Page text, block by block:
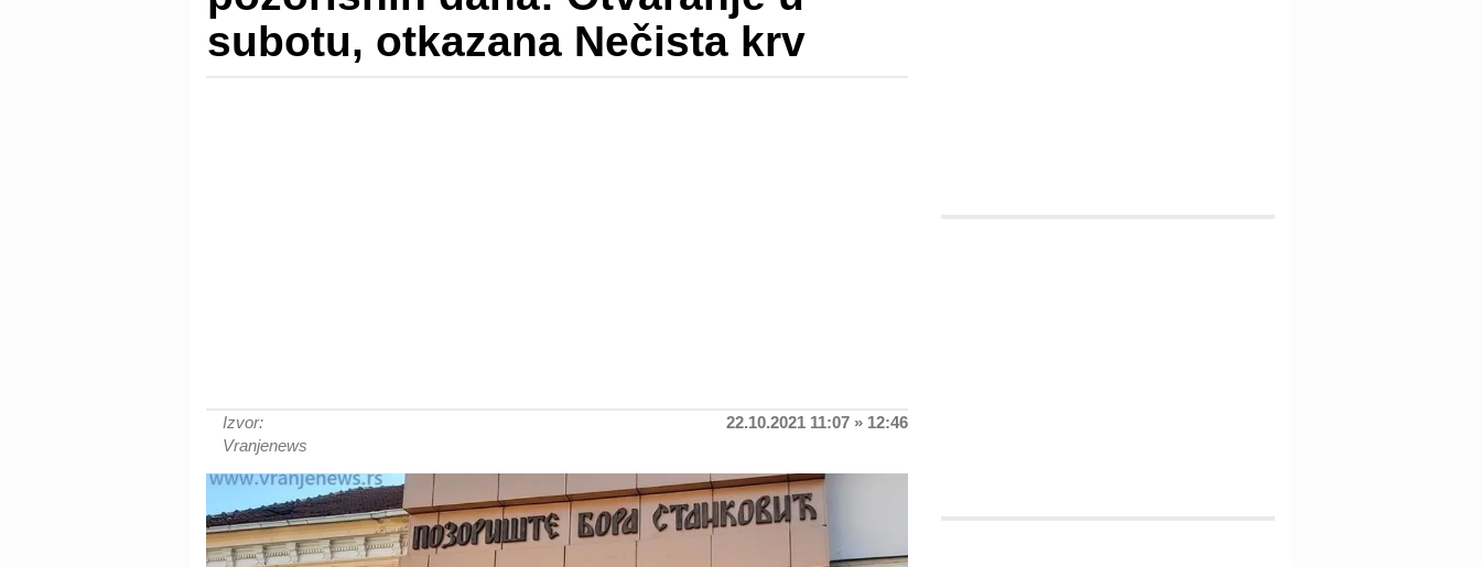
subotu, otkazana Nečista krv
Izvor:
Vranjenews
22.10.2021 11:07 » 12:46